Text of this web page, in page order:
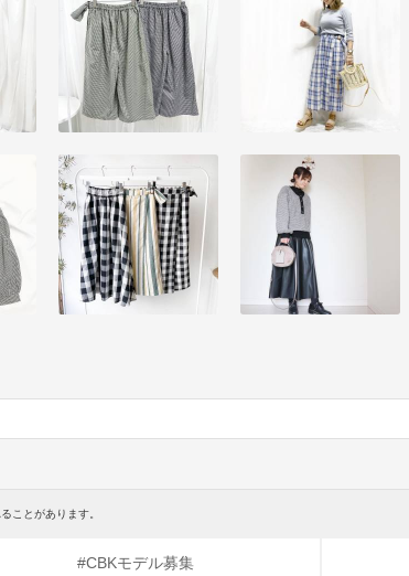
ことがあります。
#CBKモデル募集